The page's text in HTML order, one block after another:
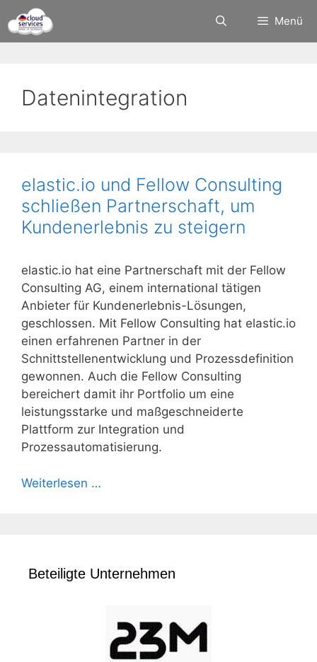
Inhalt
springen
Menü
Datenintegration
elastic.io und Fellow Consulting
schließen Partnerschaft, um
Kundenerlebnis zu steigern
elastic.io hat eine Partnerschaft mit der Fellow
Consulting AG, einem international tätigen
Anbieter für Kundenerlebnis-Lösungen,
geschlossen. Mit Fellow Consulting hat elastic.io
einen erfahrenen Partner in der
Schnittstellenentwicklung und Prozessdefinition
gewonnen. Auch die Fellow Consulting
bereichert damit ihr Portfolio um eine
leistungsstarke und maßgeschneiderte
Plattform zur Integration und
Prozessautomatisierung.
Weiterlesen …
Beteiligte Unternehmen